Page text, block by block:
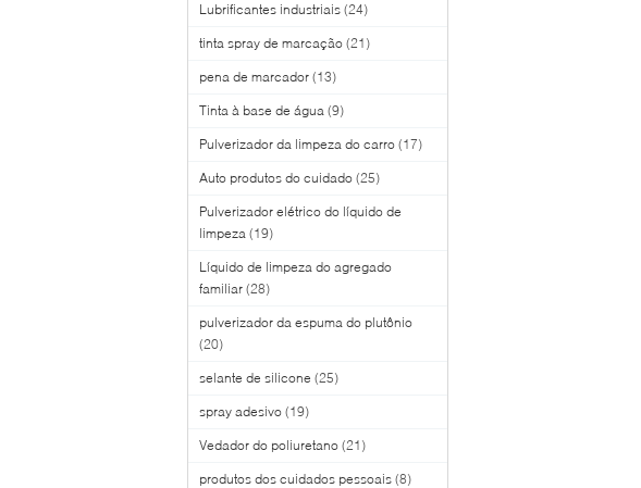
Lubrificantes industriais (24)
tinta spray de marcação (21)
pena de marcador (13)
Tinta à base de água (9)
Pulverizador da limpeza do carro (17)
Auto produtos do cuidado (25)
Pulverizador elétrico do líquido de
limpeza (19)
Líquido de limpeza do agregado
familiar (28)
pulverizador da espuma do plutônio
(20)
selante de silicone (25)
spray adesivo (19)
Vedador do poliuretano (21)
produtos dos cuidados pessoais (8)